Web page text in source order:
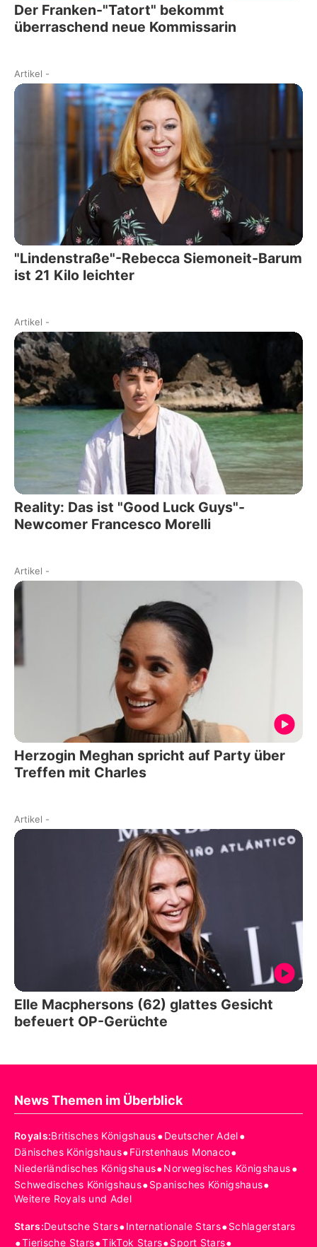
Der Franken-"Tatort" bekommt
überraschend neue Kommissarin
Artikel -
"Lindenstraße"-Rebecca Siemoneit-Barum
ist 21 Kilo leichter
Artikel -
Reality: Das ist "Good Luck Guys"-
Newcomer Francesco Morelli
Artikel -
Herzogin Meghan spricht auf Party über
Treffen mit Charles
Artikel -
Elle Macphersons (62) glattes Gesicht
befeuert OP-Gerüchte
News Themen im Überblick
Royals:Britisches Königshaus•Deutscher Adel•
Dänisches Königshaus•Fürstenhaus Monaco•
Niederländisches Königshaus•Norwegisches Königshaus•
Schwedisches Königshaus•Spanisches Königshaus•
Weitere Royals und Adel
Stars:Deutsche Stars•Internationale Stars•Schlagerstars
•Tierische Stars•TikTok Stars•Sport Stars•